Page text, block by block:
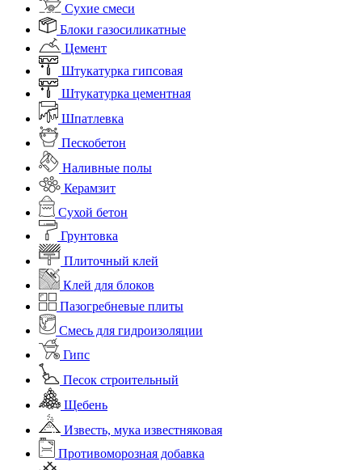
Сухие смеси
Блоки газосиликатные
Цемент
Штукатурка гипсовая
Штукатурка цементная
Шпатлевка
Пескобетон
Наливные полы
Керамзит
Сухой бетон
Грунтовка
Плиточный клей
Клей для блоков
Пазогребневые плиты
Смесь для гидроизоляции
Гипс
Песок строительный
Щебень
Известь, мука известняковая
Противоморозная добавка